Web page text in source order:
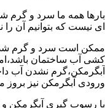
بارها همه ما سرد و گرم
ای نیست که بتوانیم آن را
ممکن است سرد و گرم
کشی آب ساختمان
آبگرمکن،گرم نشدن آب
ورودی آبگرمکن نیز بروز
با رسوب گیری آبگرمکن